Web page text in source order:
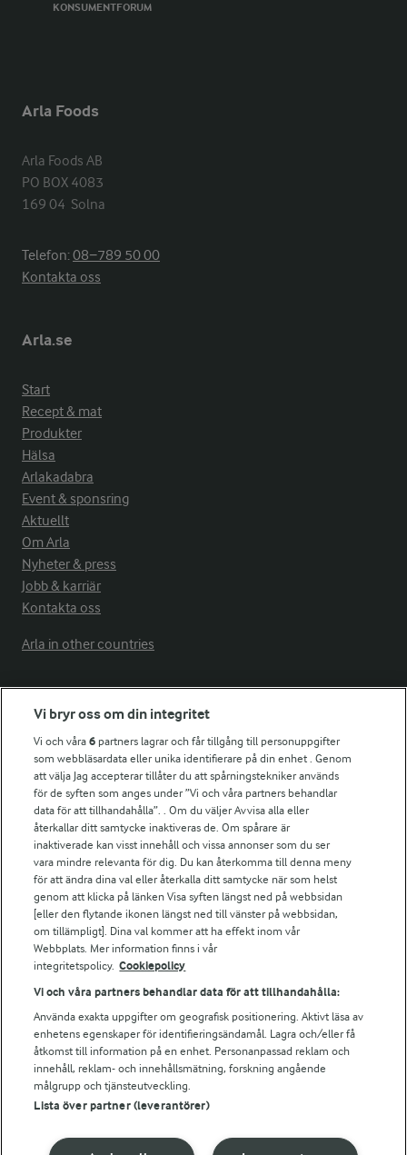
KONSUMENTFORUM
Arla Foods
Arla Foods AB
PO BOX 4083
169 04  Solna
Telefon:08−789 50 00
Kontakta oss
Arla.se
Start
Recept & mat
Produkter
Hälsa
Arlakadabra
Event & sponsring
Aktuellt
Om Arla
Nyheter & press
Jobb & karriär
Kontakta oss
Arla in other countries
Fler Arlasajter
För ägare
Arlas kundportal
Arla.com
Falbygdens Ost
Arla webbshop
Bildbank
Följ oss
© 2026 Arla Foods
Vi bryr oss om din integritet
Vi och våra6 partners lagrar och får tillgång till personuppgifter
som webbläsardata eller unika identifierare på din enhet . Genom
att välja Jag accepterar tillåter du att spårningstekniker används
för de syften som anges under ”Vi och våra partners behandlar
data för att tillhandahålla”. . Om du väljer Avvisa alla eller
återkallar ditt samtycke inaktiveras de. Om spårare är
inaktiverade kan visst innehåll och vissa annonser som du ser
vara mindre relevanta för dig. Du kan återkomma till denna meny
för att ändra dina val eller återkalla ditt samtycke när som helst
genom att klicka på länken Visa syften längst ned på webbsidan
[eller den flytande ikonen längst ned till vänster på webbsidan,
om tillämpligt]. Dina val kommer att ha effekt inom vår
Webbplats. Mer information finns i vår
integritetspolicy. Cookiepolicy
Vi och våra partners behandlar data för att tillhandahålla:
Använda exakta uppgifter om geografisk positionering. Aktivt läsa av
enhetens egenskaper för identifieringsändamål. Lagra och/eller få
åtkomst till information på en enhet. Personanpassad reklam och
innehåll, reklam- och innehållsmätning, forskning angående
målgrupp och tjänsteutveckling.
Lista över partner (leverantörer)